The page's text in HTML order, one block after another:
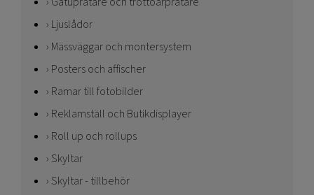
Ljuslådor
Mässväggar och montersystem
Posters och affischer
Ramar till fotobilder
Reklamställ och Butikdisplayer
Roll up och rollups
Skyltar
Skyltar - tillbehör